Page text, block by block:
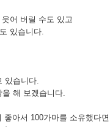
어 버릴 수도 있고
있습니다.
있습니다.
해 보겠습니다.
아서 100가마를 소유했다면